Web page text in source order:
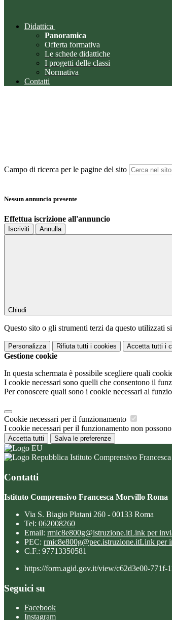
Didattica
Panoramica
Offerta formativa
Le schede didattiche
I progetti delle classi
Normativa
Contatti
Campo di ricerca per le pagine del sito
Nessun annuncio presente
Effettua iscrizione all'annuncio
Iscriviti Annulla
Chiudi
Questo sito o gli strumenti terzi da questo utilizzati
Personalizza Rifiuta tutti i cookies Accetta tutti i
Gestione cookie
In questa schermata è possibile scegliere quali
I cookie necessari sono quelli che consentono il
Per conoscere quali sono i cookie necessari al
Cookie necessari per il funzionamento
I cookie necessari per il funzionamento non
Accetta tutti Salva le preferenze
Istituto Comprensivo
Contatti
Istituto Comprensivo Francesca Morvillo Roma
Via S. Biagio Platani 260 - 00133 Roma
Tel: 062008260
Email: rmic8e800g@istruzione.itLink per
PEC: rmic8e800g@pec.istruzione.itLink per
C.F.: 97713350581
https://form.agid.gov.it/view/c62d3e00-771f-
Seguici su
Facebook
Instagram